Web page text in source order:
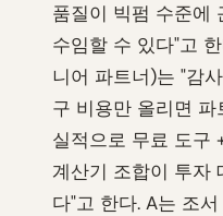
품질이 빅펌 수준에
수임할 수 있다"고
니어 파트너)는 "감
구 비용만 올리면 파
실적으로 무료 도구
계산기 조합이 투자
다"고 한다. A는 조